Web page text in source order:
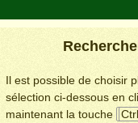
Il est possible de choisir
sélection ci-dessous en
maintenant la touche
Ctrl